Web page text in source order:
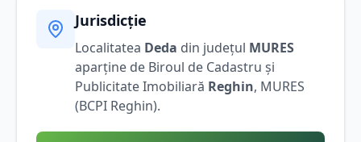
Jurisdicție
Localitatea Deda din județul MURES
aparține de Biroul de Cadastru și
Publicitate Imobiliară Reghin, MURES
(BCPI Reghin).